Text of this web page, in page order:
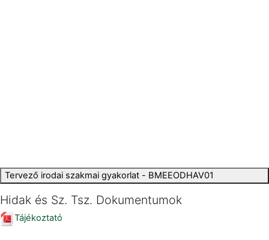
Tervező irodai szakmai gyakorlat - BMEEODHAV01
Hidak és Sz. Tsz. Dokumentumok
Tájékoztató